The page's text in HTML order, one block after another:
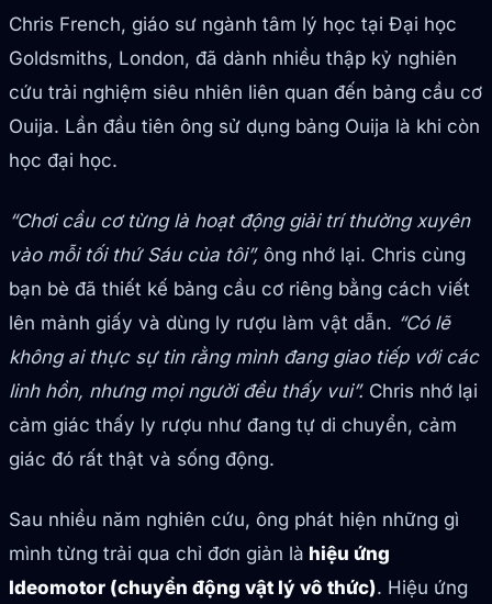
Chris French, giáo sư ngành tâm lý học tại Đại học
Goldsmiths, London, đã dành nhiều thập kỷ nghiên
cứu trải nghiệm siêu nhiên liên quan đến bảng cầu cơ
Ouija. Lần đầu tiên ông sử dụng bảng Ouija là khi còn
học đại học.
“Chơi cầu cơ từng là hoạt động giải trí thường xuyên
vào mỗi tối thứ Sáu của tôi”, ông nhớ lại. Chris cùng
bạn bè đã thiết kế bảng cầu cơ riêng bằng cách viết
lên mảnh giấy và dùng ly rượu làm vật dẫn. “Có lẽ
không ai thực sự tin rằng mình đang giao tiếp với các
linh hồn, nhưng mọi người đều thấy vui”. Chris nhớ lại
cảm giác thấy ly rượu như đang tự di chuyển, cảm
giác đó rất thật và sống động.
Sau nhiều năm nghiên cứu, ông phát hiện những gì
mình từng trải qua chỉ đơn giản là hiệu ứng
Ideomotor (chuyển động vật lý vô thức). Hiệu ứng